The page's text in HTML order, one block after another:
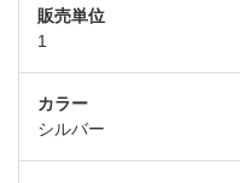
1
シルバー